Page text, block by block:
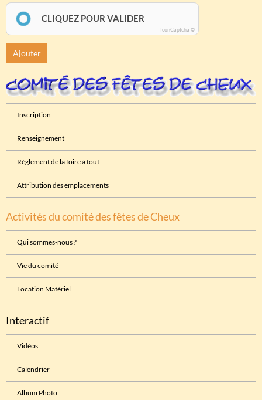
CLIQUEZ POUR VALIDER
IconCaptcha ©
Ajouter
Inscription
Renseignement
Règlement de la foire à tout
Attribution des emplacements
Activités du comité des fêtes de Cheux
Qui sommes-nous ?
Vie du comité
Location Matériel
Interactif
Vidéos
Calendrier
Album Photo